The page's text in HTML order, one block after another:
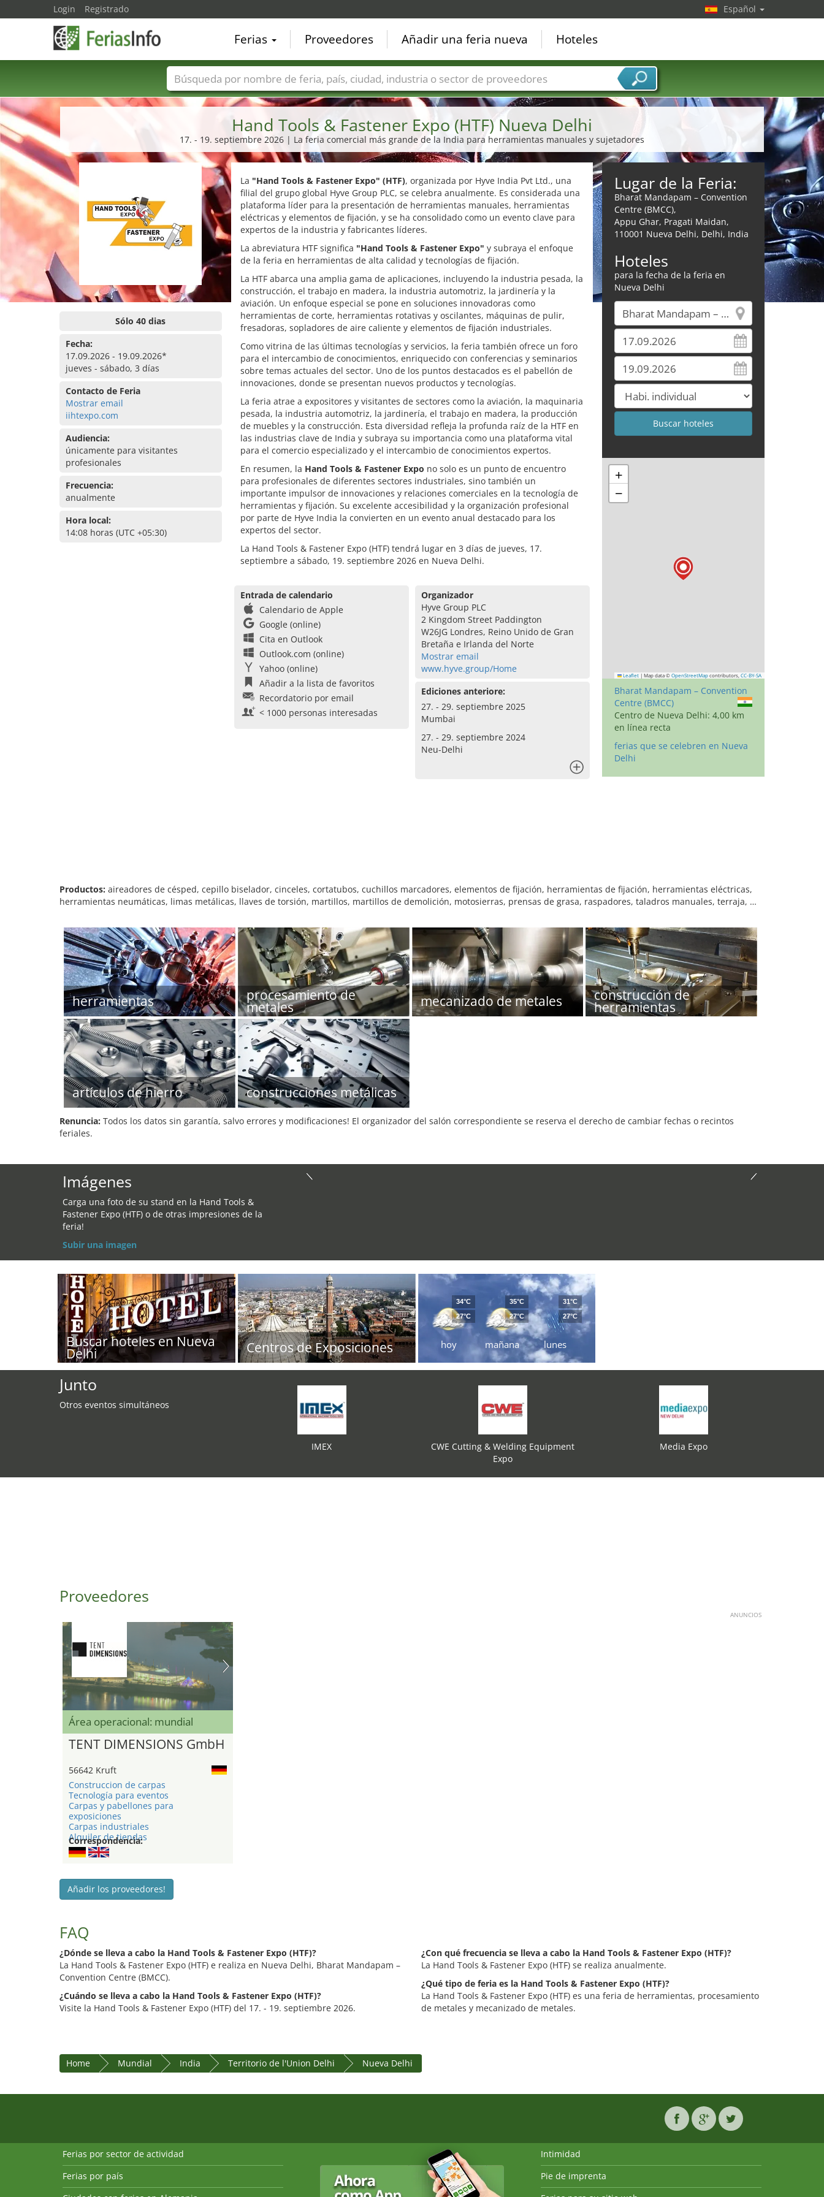
Hand Tools & Fastener Expo (HTF) Nueva Delhi
17. - 19. septiembre 2026 | La feria comercial más grande de la India para herramientas manuales y sujetadores
Sólo 40 dias
Fecha:
17.09.2026 - 19.09.2026*
jueves - sábado, 3 días
Contacto de Feria
Mostrar email
iihtexpo.com
Audiencia:
únicamente para visitantes
profesionales
Frecuencia:
anualmente
Hora local:
14:08 horas (UTC +05:30)
La "Hand Tools & Fastener Expo" (HTF), organizada por Hyve India Pvt Ltd., una
filial del grupo global Hyve Group PLC, se celebra anualmente. Es considerada una
plataforma líder para la presentación de herramientas manuales, herramientas
eléctricas y elementos de fijación, y se ha consolidado como un evento clave para
expertos de la industria y fabricantes líderes.
La abreviatura HTF significa "Hand Tools & Fastener Expo" y subraya el enfoque
de la feria en herramientas de alta calidad y tecnologías de fijación.
La HTF abarca una amplia gama de aplicaciones, incluyendo la industria pesada, la
construcción, el trabajo en madera, la industria automotriz, la jardinería y la
aviación. Un enfoque especial se pone en soluciones innovadoras como
herramientas de corte, herramientas rotativas y oscilantes, máquinas de pulir,
fresadoras, sopladores de aire caliente y elementos de fijación industriales.
Como vitrina de las últimas tecnologías y servicios, la feria también ofrece un foro
para el intercambio de conocimientos, enriquecido con conferencias y seminarios
sobre temas actuales del sector. Uno de los puntos destacados es el pabellón de
innovaciones, donde se presentan nuevos productos y tecnologías.
La feria atrae a expositores y visitantes de sectores como la aviación, la maquinaria
pesada, la industria automotriz, la jardinería, el trabajo en madera, la producción
de muebles y la construcción. Esta diversidad refleja la profunda raíz de la HTF en
las industrias clave de India y subraya su importancia como una plataforma vital
para el comercio especializado y el intercambio de conocimientos expertos.
En resumen, la Hand Tools & Fastener Expo no solo es un punto de encuentro
para profesionales de diferentes sectores industriales, sino también un
importante impulsor de innovaciones y relaciones comerciales en la tecnología de
herramientas y fijación. Su excelente accesibilidad y la organización profesional
por parte de Hyve India la convierten en un evento anual destacado para los
expertos del sector.
La Hand Tools & Fastener Expo (HTF) tendrá lugar en 3 días de jueves, 17.
septiembre a sábado, 19. septiembre 2026 en Nueva Delhi.
Entrada de calendario
Calendario de Apple
Google (online)
Cita en Outlook
Outlook.com (online)
Yahoo (online)
Añadir a la lista de favoritos
Recordatorio por email
< 1000 personas interesadas
Organizador
Hyve Group PLC
2 Kingdom Street Paddington
W26JG Londres, Reino Unido de Gran
Bretaña e Irlanda del Norte
Mostrar email
www.hyve.group/Home
Ediciones anteriore:
27. - 29. septiembre 2025
Mumbai
27. - 29. septiembre 2024
Neu-Delhi
Lugar de la Feria:
Bharat Mandapam – Convention
Centre (BMCC),
Appu Ghar, Pragati Maidan,
110001 Nueva Delhi, Delhi, India
Hoteles
para la fecha de la feria en
Nueva Delhi
+
−
Leaflet | Map data © OpenStreetMap contributors, CC-BY-SA
Bharat Mandapam – Convention
Centre (BMCC)
Centro de Nueva Delhi: 4,00 km
en línea recta
ferias que se celebren en Nueva
Delhi
Productos: aireadores de césped, cepillo biselador, cinceles, cortatubos, cuchillos marcadores, elementos de fijación, herramientas de fijación, herramientas eléctricas,
herramientas neumáticas, limas metálicas, llaves de torsión, martillos, martillos de demolición, motosierras, prensas de grasa, raspadores, taladros manuales, terraja, …
herramientas procesamiento de
metales mecanizado de metales construcción de
herramientas
artículos de hierro construcciones metálicas
Renuncia: Todos los datos sin garantía, salvo errores y modificaciones! El organizador del salón correspondiente se reserva el derecho de cambiar fechas o recintos
feriales.
Imágenes
Carga una foto de su stand en la Hand Tools &
Fastener Expo (HTF) o de otras impresiones de la
feria!
Subir una imagen
Buscar hoteles en Nueva
Delhi Centros de Exposiciones hoy
34°C
27°C
mañana
35°C
27°C
lunes
31°C
27°C
Junto
Otros eventos simultáneos
IMEX
CWE Cutting & Welding Equipment
Expo
Media Expo
Proveedores
ANUNCIOS
Área operacional: mundial
TENT DIMENSIONS GmbH
56642 Kruft
Construccion de carpas
Tecnología para eventos
Carpas y pabellones para
exposiciones
Carpas industriales
Alquiler de tiendas
Correspondencia:
Añadir los proveedores!
FAQ
¿Dónde se lleva a cabo la Hand Tools & Fastener Expo (HTF)?
La Hand Tools & Fastener Expo (HTF) e realiza en Nueva Delhi, Bharat Mandapam –
Convention Centre (BMCC).
¿Cuándo se lleva a cabo la Hand Tools & Fastener Expo (HTF)?
Visite la Hand Tools & Fastener Expo (HTF) del 17. - 19. septiembre 2026.
¿Con qué frecuencia se lleva a cabo la Hand Tools & Fastener Expo (HTF)?
La Hand Tools & Fastener Expo (HTF) se realiza anualmente.
¿Qué tipo de feria es la Hand Tools & Fastener Expo (HTF)?
La Hand Tools & Fastener Expo (HTF) es una feria de herramientas, procesamiento
de metales y mecanizado de metales.
Home Mundial India Territorio de l'Union Delhi Nueva Delhi
Login Registrado Español
Ferias Proveedores Añadir una feria nueva Hoteles
Nombres de ferias Países Ciudades Sectores de ferias Sectores de proveedor de servicios
Ferias por sector de actividad
Ferias por país
Intimidad
Pie de imprenta